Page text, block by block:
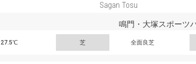
Sagan Tosu
鳴門・大塚スポーツ
27.5℃ 芝 全面良芝